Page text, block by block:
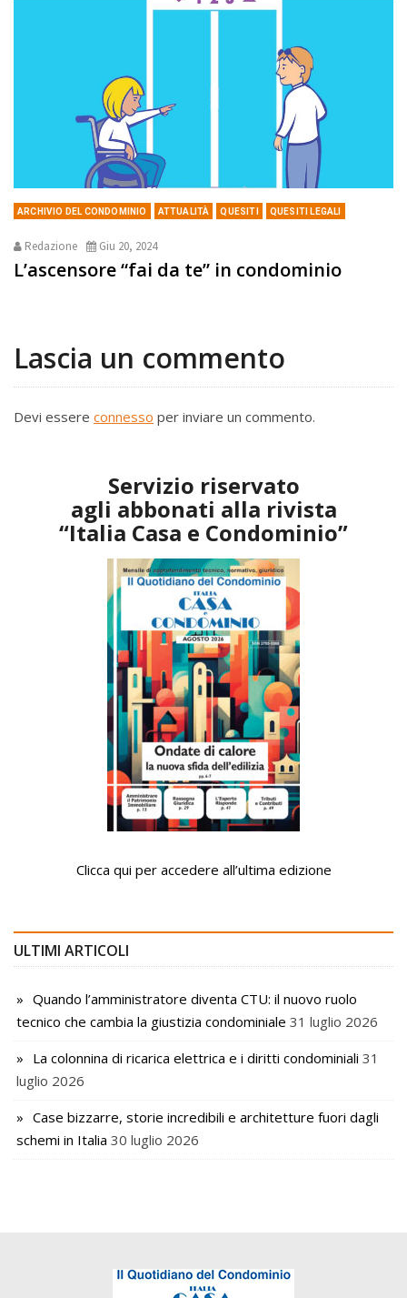
ARCHIVIO DEL CONDOMINIO ATTUALITÀ QUESITI QUESITI LEGALI
Redazione Giu 20, 2024
L’ascensore “fai da te” in condominio
Lascia un commento
Devi essere connesso per inviare un commento.
Servizio riservato
agli abbonati alla rivista
“Italia Casa e Condominio”
Clicca qui per accedere all’ultima edizione
ULTIMI ARTICOLI
Quando l’amministratore diventa CTU: il nuovo ruolo
tecnico che cambia la giustizia condominiale 31 luglio 2026
La colonnina di ricarica elettrica e i diritti condominiali 31
luglio 2026
Case bizzarre, storie incredibili e architetture fuori dagli
schemi in Italia 30 luglio 2026